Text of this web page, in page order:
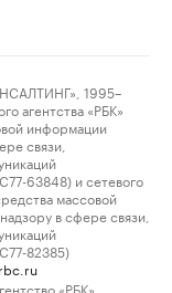
1995–
агентства «РБК»
информации
связи,
63848) и сетевого
массовой
в сфере связи,
82385)
«РБК».